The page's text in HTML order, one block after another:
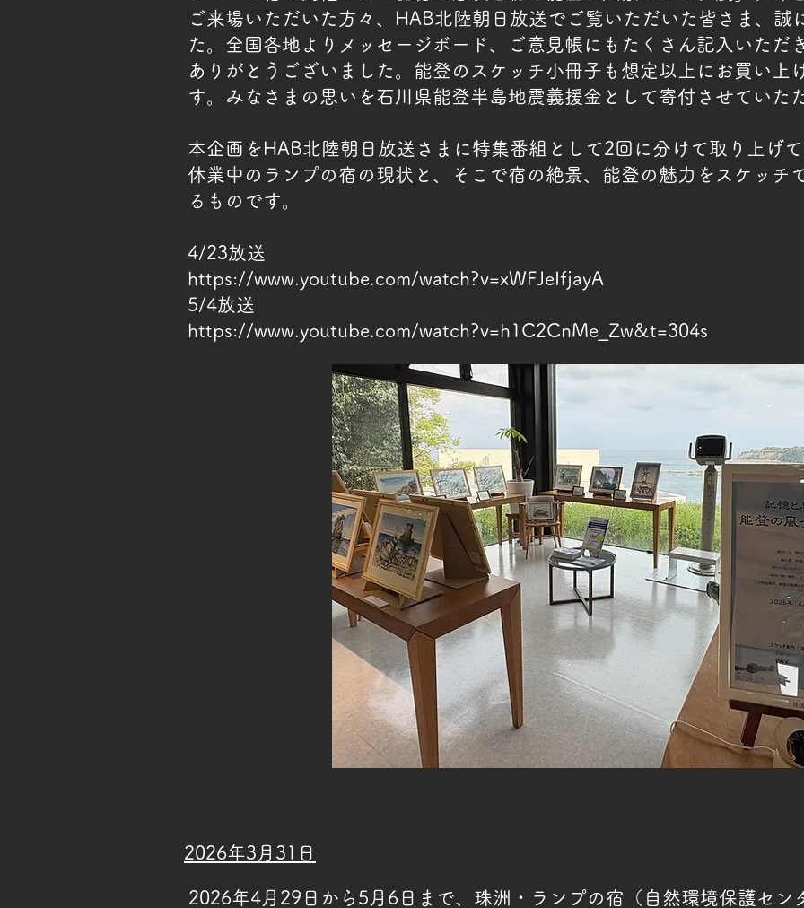
ご来場いただいた方々、HAB北陸朝日放送でご覧いただいた皆さま、誠
た。全国各地よりメッセージボード、ご意見帳にもたくさん記入いただ
ありがとうございました。能登のスケッチ小冊子も想定以上にお買い上
す。みなさまの思いを石川県能登半島地震義援金として寄付させていた
本企画をHAB北陸朝日放送さまに特集番組として2回に分けて取り上げ
休業中のランプの宿の現状と、そこで宿の絶景、能登の魅力をスケッチ
るものです。
4/23放送
https://www.youtube.com/watch?v=xWFJeIfjayA
​5/4放送
https://www.youtube.com/watch?v=h1C2CnMe_Zw&t=304s
2026年3月31日
2026年4月29日から5月6日まで、珠洲・ランプの宿（自然環境保護セン